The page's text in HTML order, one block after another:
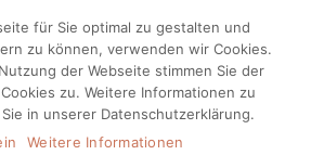
für Sie optimal zu gestalten und
zu können, verwenden wir Cookies.
der Webseite stimmen Sie der
zu. Weitere Informationen zu
in unserer Datenschutzerklärung.
Weitere Informationen